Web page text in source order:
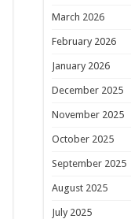
March 2026
February 2026
January 2026
December 2025
November 2025
October 2025
September 2025
August 2025
July 2025